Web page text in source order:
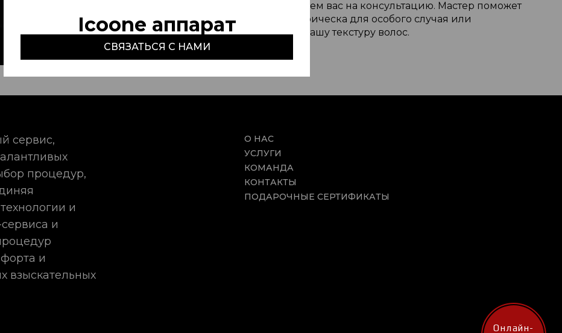
Icoone аппарат
СВЯЗАТЬСЯ С НАМИ
парикмахерская с мировым именем, мы приглашаем вас на консультацию. Мастер поможет
подобрать идеальный вариант, будь то женская прическа для особого случая или
практичный повседневный образ, учитывающий вашу текстуру волос.
сервис,
процедур,
и
и
и
взыскательных
О НАС
УСЛУГИ
КОМАНДА
КОНТАКТЫ
ПОДАРОЧНЫЕ СЕРТИФИКАТЫ
Онлайн-